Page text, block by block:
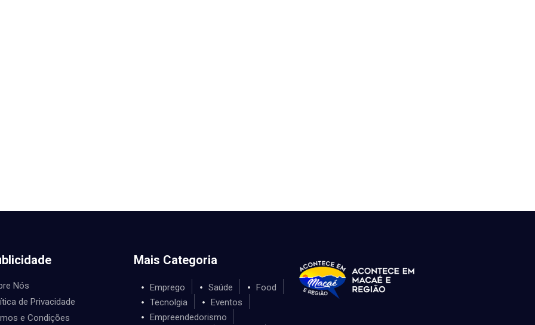
Nós
de Privacidade
e Condições
Mais Categoria
Emprego Saúde
Food
Tecnolgia
Eventos
Empreendedorismo